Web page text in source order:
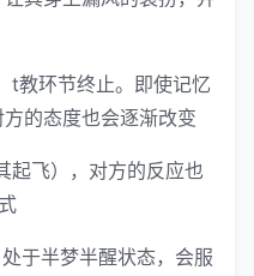
t教环节终止。即使记忆
的态度也会逐渐改变
起飞），对方的反应也
于半梦半醒状态，会服